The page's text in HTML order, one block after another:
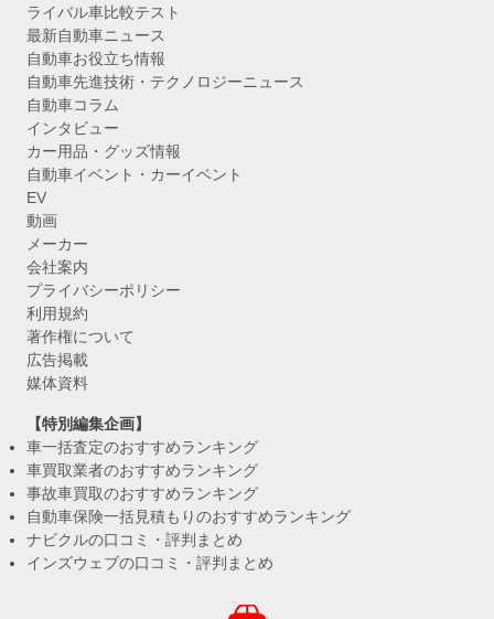
ライバル車比較テスト
最新自動車ニュース
自動車お役立ち情報
自動車先進技術・テクノロジーニュース
自動車コラム
インタビュー
カー用品・グッズ情報
自動車イベント・カーイベント
EV
動画
メーカー
会社案内
プライバシーポリシー
利用規約
著作権について
広告掲載
媒体資料
【特別編集企画】
車一括査定のおすすめランキング
車買取業者のおすすめランキング
事故車買取のおすすめランキング
自動車保険一括見積もりのおすすめランキング
ナビクルの口コミ・評判まとめ
インズウェブの口コミ・評判まとめ